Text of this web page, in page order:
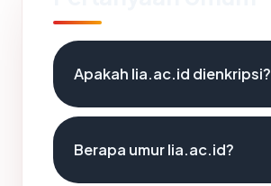
Apakah lia.ac.id dienkripsi?
Berapa umur lia.ac.id?